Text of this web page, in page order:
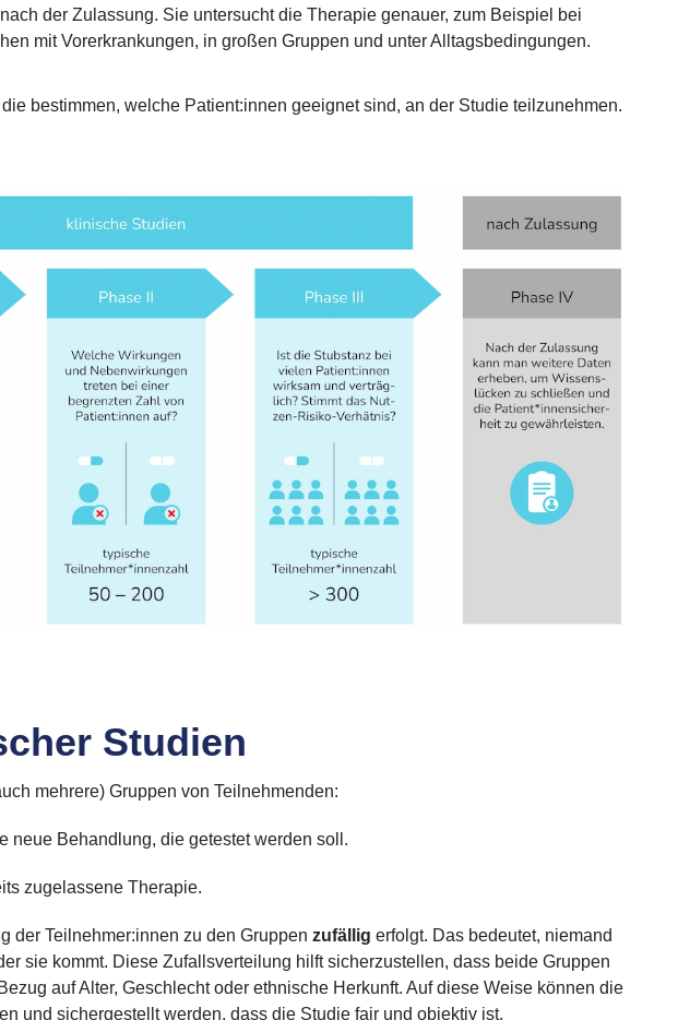
der Zulassung. Sie untersucht die Therapie genauer, zum Beispiel bei
mit Vorerkrankungen, in großen Gruppen und unter Alltagsbedingungen.
bestimmen, welche Patient:innen geeignet sind, an der Studie teilzunehmen.
Studien
mehrere) Gruppen von Teilnehmenden:
neue Behandlung, die getestet werden soll.
zugelassene Therapie.
der Teilnehmer:innen zu den Gruppen zufällig erfolgt. Das bedeutet, niemand
sie kommt. Diese Zufallsverteilung hilft sicherzustellen, dass beide Gruppen
auf Alter, Geschlecht oder ethnische Herkunft. Auf diese Weise können die
und sichergestellt werden, dass die Studie fair und objektiv ist.